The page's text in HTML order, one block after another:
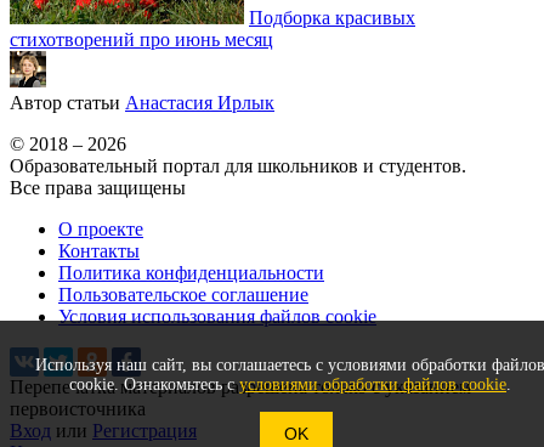
Подборка красивых
стихотворений про июнь месяц
Автор статьи Анастасия Ирлык
Используя наш сайт, вы соглашаетесь с условиями обработки файлов
cookie. Ознакомьтесь сусловиями обработки файлов cookie.
OK
© 2018 – 2026
Образовательный портал для школьников и студентов.
Все права защищены
О проекте
Контакты
Политика конфиденциальности
Пользовательское соглашение
Условия использования файлов cookie
Перепечатка материалов разрешена только с указанием
первоисточника
Вход или Регистрация